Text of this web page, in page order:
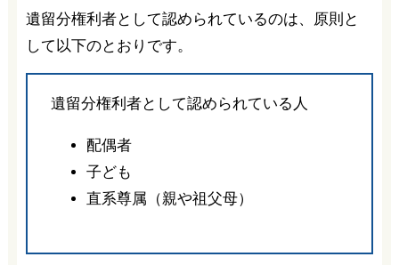
遺留分権利者として認められているのは、原則と
して以下のとおりです。
遺留分権利者として認められている人
配偶者
子ども
直系尊属（親や祖父母）